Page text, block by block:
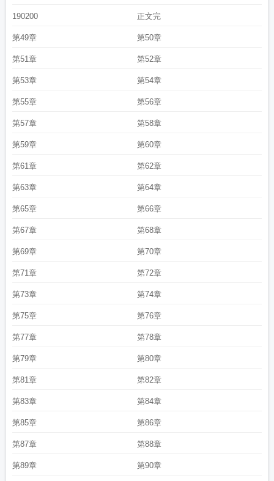
190200 正文完
第49章 第50章
第51章 第52章
第53章 第54章
第55章 第56章
第57章 第58章
第59章 第60章
第61章 第62章
第63章 第64章
第65章 第66章
第67章 第68章
第69章 第70章
第71章 第72章
第73章 第74章
第75章 第76章
第77章 第78章
第79章 第80章
第81章 第82章
第83章 第84章
第85章 第86章
第87章 第88章
第89章 第90章